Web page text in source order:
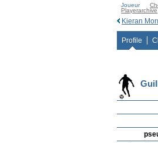
Joueur
Playerarchive
Kieran
Profile